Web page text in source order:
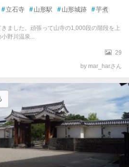
# 立石寺 # 山形駅 # 山形城跡 #芋煮
ました。頑張って山寺の1,000段の階段を上
野川温泉...
29
by mar_harさん